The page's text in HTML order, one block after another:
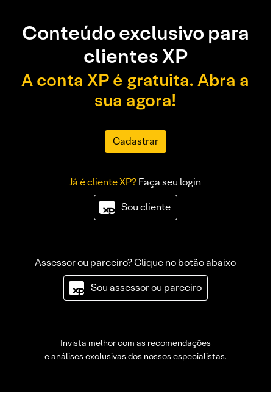
Conteúdo exclusivo para
clientes XP
A conta XP é gratuita. Abra a
sua agora!
Cadastrar
Já é cliente XP?Faça seu login
Sou cliente
Assessor ou parceiro? Clique no botão abaixo
Sou assessor ou parceiro
Invista melhor com as recomendações
e análises exclusivas dos nossos especialistas.